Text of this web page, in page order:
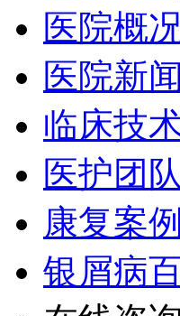
医院概
医院新闻
临床技
医护团队
康复案例
银屑病